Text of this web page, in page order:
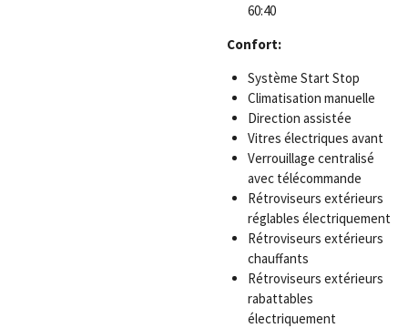
60:40
Confort:
Système Start Stop
Climatisation manuelle
Direction assistée
Vitres électriques avant
Verrouillage centralisé
avec télécommande
Rétroviseurs extérieurs
réglables électriquement
Rétroviseurs extérieurs
chauffants
Rétroviseurs extérieurs
rabattables
électriquement